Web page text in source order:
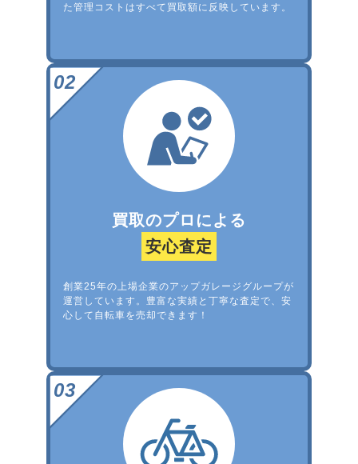
た管理コストはすべて買取額に反映しています。
買取のプロによる
安心査定
創業25年の上場企業のアップガレージグループが
運営しています。豊富な実績と丁寧な査定で、安
心して自転車を売却できます！